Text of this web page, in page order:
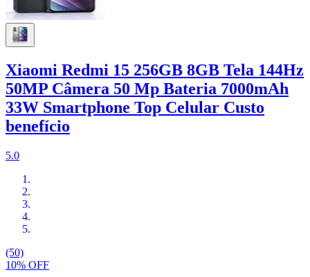
Xiaomi Redmi 15 256GB 8GB Tela 144Hz
50MP Câmera 50 Mp Bateria 7000mAh
33W Smartphone Top Celular Custo
benefício
5.0
(50)
10% OFF